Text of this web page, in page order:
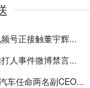
号正接触董宇辉...
人事件微博禁言...
车任命两名副CEO...